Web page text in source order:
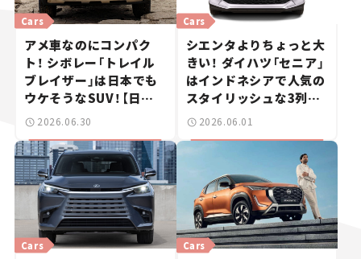
Cars
アメ車なのにコンパク
ト！ シボレー「トレイル
ブレイザー」は日本でも
ウケそうなSUV！【日本
未発売のクルマたち
2026.06.30
Cars
シエンタよりちょっと大
きい！ ダイハツ「セニア」
はインドネシアで人気の
スタイリッシュな3列7
人乗りコンパクトMPV！
ち#️16】
2026.06.01
Cars Cars